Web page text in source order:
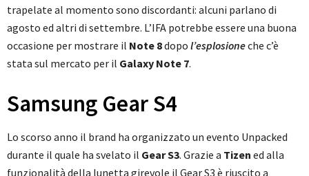
trapelate al momento sono discordanti: alcuni parlano di
agosto ed altri di settembre. L’IFA potrebbe essere una buona
occasione per mostrare il Note 8dopo l’esplosioneche c’è
stata sul mercato per il Galaxy Note 7.
Samsung Gear S4
Lo scorso anno il brand ha organizzato un evento Unpacked
durante il quale ha svelato il Gear S3. Grazie a Tizen ed alla
funzionalità della lunetta girevole il Gear S3 è riuscito a